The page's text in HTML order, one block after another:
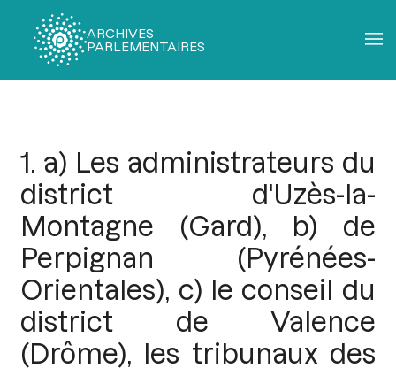
ARCHIVES
PARLEMENTAIRES
1. a) Les administrateurs du
district d'Uzès-la-
Montagne (Gard), b) de
Perpignan (Pyrénées-
Orientales), c) le conseil du
district de Valence
(Drôme), les tribunaux des